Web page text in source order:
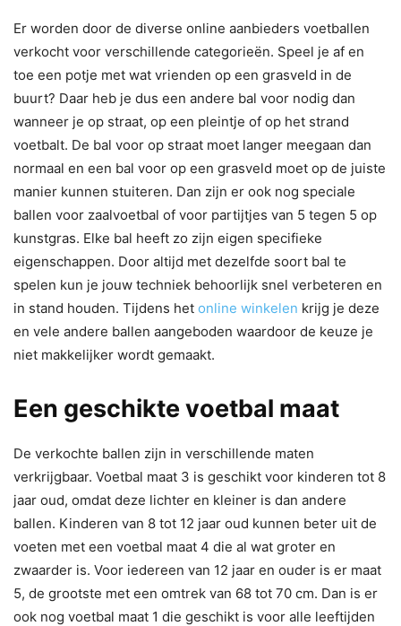
Er worden door de diverse online aanbieders voetballen
verkocht voor verschillende categorieën. Speel je af en
toe een potje met wat vrienden op een grasveld in de
buurt? Daar heb je dus een andere bal voor nodig dan
wanneer je op straat, op een pleintje of op het strand
voetbalt. De bal voor op straat moet langer meegaan dan
normaal en een bal voor op een grasveld moet op de juiste
manier kunnen stuiteren. Dan zijn er ook nog speciale
ballen voor zaalvoetbal of voor partijtjes van 5 tegen 5 op
kunstgras. Elke bal heeft zo zijn eigen specifieke
eigenschappen. Door altijd met dezelfde soort bal te
spelen kun je jouw techniek behoorlijk snel verbeteren en
in stand houden. Tijdens het online winkelen krijg je deze
en vele andere ballen aangeboden waardoor de keuze je
niet makkelijker wordt gemaakt.
Een geschikte voetbal maat
De verkochte ballen zijn in verschillende maten
verkrijgbaar. Voetbal maat 3 is geschikt voor kinderen tot 8
jaar oud, omdat deze lichter en kleiner is dan andere
ballen. Kinderen van 8 tot 12 jaar oud kunnen beter uit de
voeten met een voetbal maat 4 die al wat groter en
zwaarder is. Voor iedereen van 12 jaar en ouder is er maat
5, de grootste met een omtrek van 68 tot 70 cm. Dan is er
ook nog voetbal maat 1 die geschikt is voor alle leeftijden